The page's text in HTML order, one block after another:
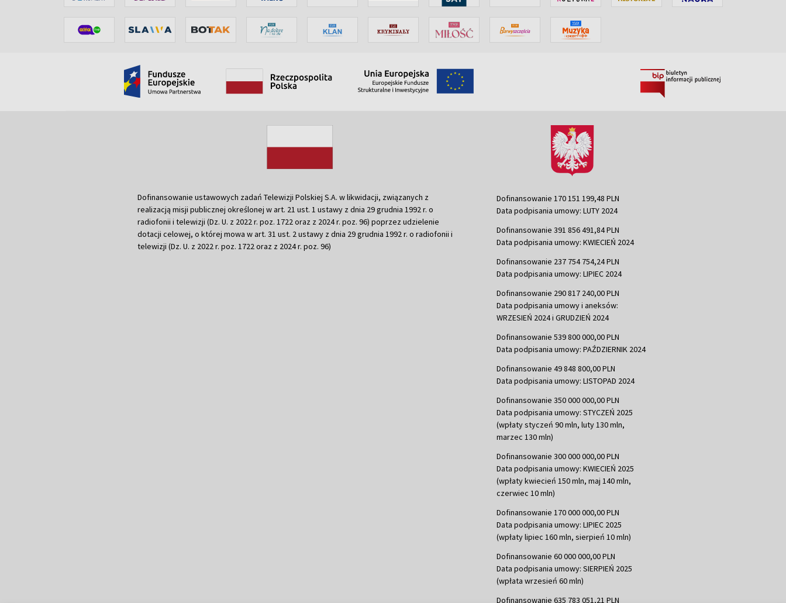
Dofinansowanie ustawowych zadań Telewizji Polskiej S.A. w likwidacji, związanych z
realizacją misji publicznej określonej w art. 21 ust. 1 ustawy z dnia 29 grudnia 1992 r. o
radiofonii i telewizji (Dz. U. z 2022 r. poz. 1722 oraz z 2024 r. poz. 96) poprzez udzielenie
dotacji celowej, o której mowa w art. 31 ust. 2 ustawy z dnia 29 grudnia 1992 r. o radiofonii i
telewizji (Dz. U. z 2022 r. poz. 1722 oraz z 2024 r. poz. 96)
Dofinansowanie 170 151 199,48 PLN
Data podpisania umowy: LUTY 2024
Dofinansowanie 391 856 491,84 PLN
Data podpisania umowy: KWIECIEŃ 2024
Dofinansowanie 237 754 754,24 PLN
Data podpisania umowy: LIPIEC 2024
Dofinansowanie 290 817 240,00 PLN
Data podpisania umowy i aneksów:
WRZESIEŃ 2024 i GRUDZIEŃ 2024
Dofinansowanie 539 800 000,00 PLN
Data podpisania umowy: PAŹDZIERNIK 2024
Dofinansowanie 49 848 800,00 PLN
Data podpisania umowy: LISTOPAD 2024
Dofinansowanie 350 000 000,00 PLN
Data podpisania umowy: STYCZEŃ 2025
(wpłaty styczeń 90 mln, luty 130 mln,
marzec 130 mln)
Dofinansowanie 300 000 000,00 PLN
Data podpisania umowy: KWIECIEŃ 2025
(wpłaty kwiecień 150 mln, maj 140 mln,
czerwiec 10 mln)
Dofinansowanie 170 000 000,00 PLN
Data podpisania umowy: LIPIEC 2025
(wpłaty lipiec 160 mln, sierpień 10 mln)
Dofinansowanie 60 000 000,00 PLN
Data podpisania umowy: SIERPIEŃ 2025
(wpłata wrzesień 60 mln)
Dofinansowanie 635 783 051,21 PLN